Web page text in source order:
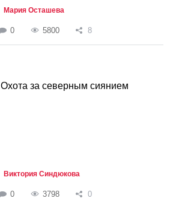
Мария Осташева
0 5800 8
Охота за северным сиянием
Виктория Синдюкова
0 3798 0